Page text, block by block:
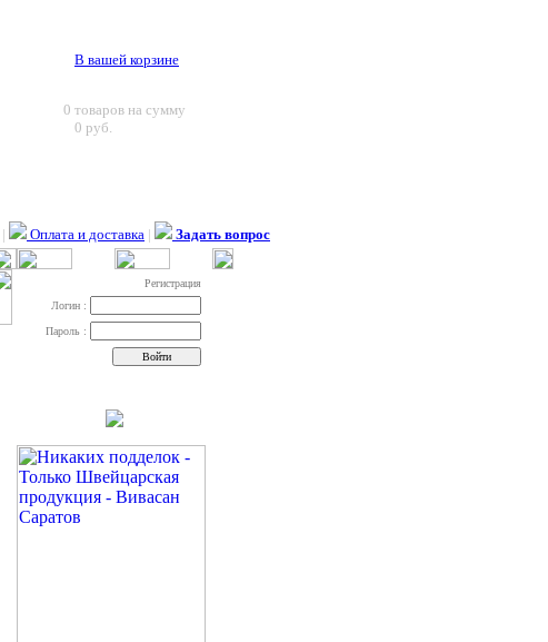
В вашей корзине
0 товаров на сумму
0 руб.
| Оплата и доставка | Задать вопрос
Регистрация
Логин :
Пароль :